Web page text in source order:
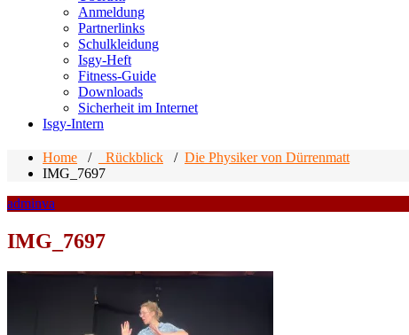
Anmeldung
Partnerlinks
Schulkleidung
Isgy-Heft
Fitness-Guide
Downloads
Sicherheit im Internet
Isgy-Intern
Home / _Rückblick / Die Physiker von Dürrenmatt
IMG_7697
adminva
IMG_7697